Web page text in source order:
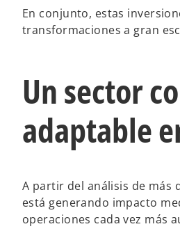
En conjunto, estas
transformaciones a gran
Un sector
adaptable
A partir del análisis de más
está generando impacto
operaciones cada vez más